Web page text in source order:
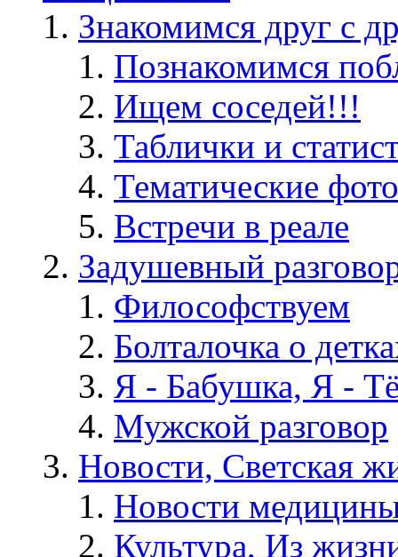
Знакомимся друг с
Познакомимся
Ищем соседей!!!
Таблички и
Тематические фото
Встречи в реале
Задушевный
Философствуем
Болталочка о
Я - Бабушка, Я -
Мужской разговор
Новости, Светская
Новости
Культура, Из